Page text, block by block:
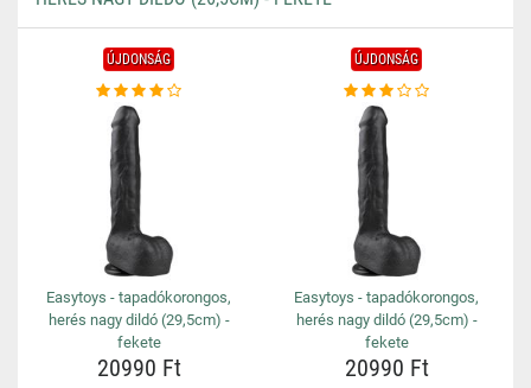
ÚJDONSÁG
Easytoys - tapadókorongos,
herés nagy dildó (29,5cm) -
fekete
20990 Ft
ÚJDONSÁG
Easytoys - tapadókorongos,
herés nagy dildó (29,5cm) -
fekete
20990 Ft